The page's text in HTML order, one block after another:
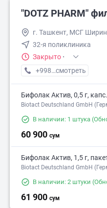
"DOTZ PHARM"
г. Ташкент, МСГ
32-я поликлиника
Закрыто ·
+998 (77) XXX-XX-XX
смотреть
Бифолак Актив, 0,5 г,
Biotact Deutschland GmbH
В наличии: 1 штука
60 900 сум
Бифолак Актив, 1,5 г,
Biotact Deutschland GmbH
В наличии: 2 штуки
61 900 сум